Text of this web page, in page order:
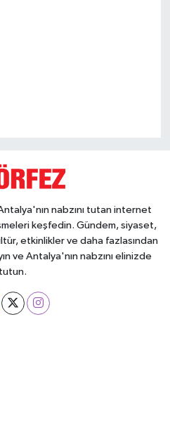
nabzını tutan internet
keşfedin. Gündem, siyaset,
etkinlikler ve daha fazlasından
ve Antalya'nın nabzını elinizde
tutun.